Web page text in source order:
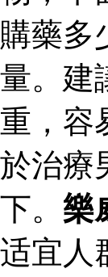
購藥多
量。建
重，容
於治療
下。 樂
适宜人